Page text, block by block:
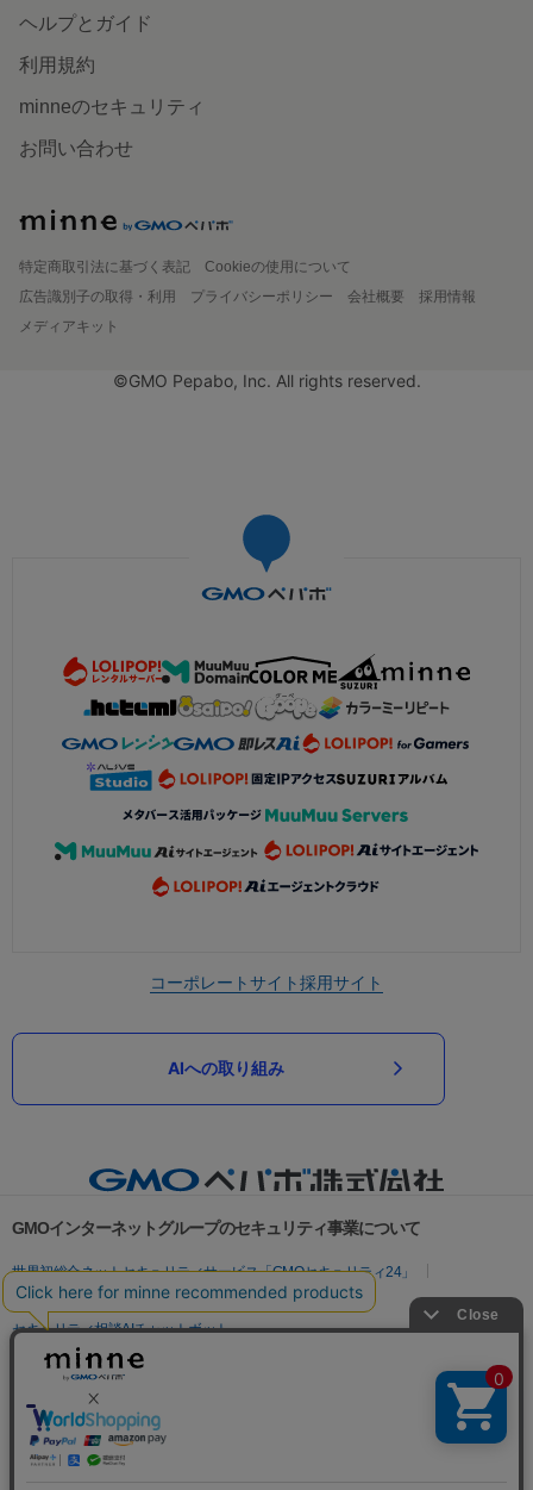
ヘルプとガイド
利用規約
minneのセキュリティ
お問い合わせ
特定商取引法に基づく表記
Cookieの使用について
広告識別子の取得・利用
プライバシーポリシー 会社概要
採用情報
メディアキット
©GMO Pepabo, Inc. All rights reserved.
コーポレートサイト採用サイト
AIへの取り組み
GMOインターネットグループのセキュリティ事業について
世界初総合ネットセキュリティサービス「GMOセキュリティ24」
パスワード漏洩診断
Webサイトリスク診断
セキュリティ相談AIチャットボット
実在証明・盗聴対策
サイバー攻撃対策（GMO Flatt Security）
セキュリティ事業の軌跡